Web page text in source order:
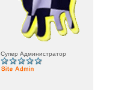
Супер Администратор